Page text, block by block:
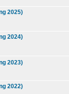
2025)
2024)
2023)
2022)